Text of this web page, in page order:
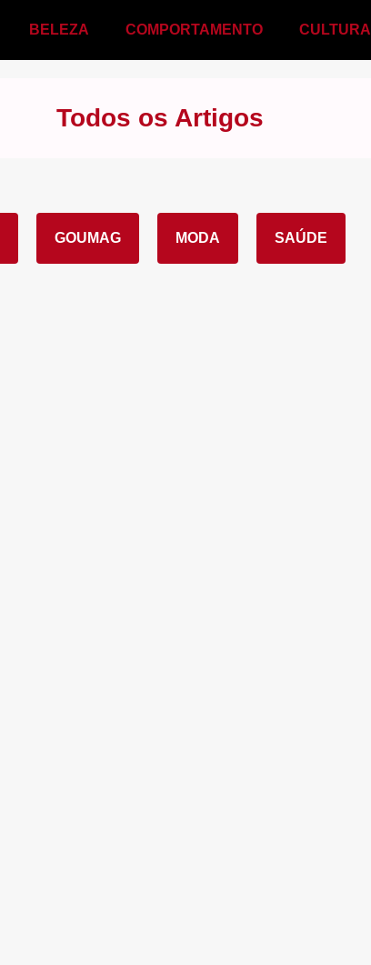
BELEZA COMPORTAMENTO CULTURA
Todos os Artigos
GOUMAG MODA SAÚDE